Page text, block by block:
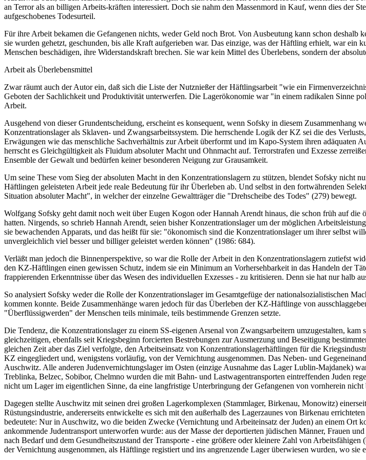
an Terror als an billigen Arbeits-kräften interessiert. Doch sie nahm den Massenmord in Kauf, wenn dies der
aufgeschobenes Todesurteil.
Für ihre Arbeit bekamen die Gefangenen nichts, weder Geld noch Brot. Von Ausbeutung kann schon
sie wurden gehetzt, geschunden, bis alle Kraft aufgerieben war. Das einzige, was der Häftling erhielt, war
Menschen beschädigen, ihre Widerstandskraft brechen. Sie war kein Mittel des Überlebens, sondern der
Arbeit als Überlebensmittel
Zwar räumt auch der Autor ein, daß sich die Liste der Nutznießer der Häftlingsarbeit "wie ein
Geboten der Sachlichkeit und Produktivität unterwerfen. Die Lagerökonomie war "in einem radikalen Sinne
Arbeit.
Ausgehend von dieser Grundentscheidung, erscheint es konsequent, wenn Sofsky in diesem
Konzentrationslager als Sklaven- und Zwangsarbeitssystem. Die herrschende Logik der KZ sei die des
Erwägungen wie das menschliche Sachverhältnis zur Arbeit überformt und im Kapo-System ihren adäquaten
herrscht es Gleichgültigkeit als Fluidum absoluter Macht und Ohnmacht auf. Terrorstrafen und Exzesse
Ensemble der Gewalt und bedürfen keiner besonderen Neigung zur Grausamkeit.
Um seine These vom Sieg der absoluten Macht in den Konzentrationslagern zu stützen, blendet Sofsky nicht
Häftlingen geleisteten Arbeit jede reale Bedeutung für ihr Überleben ab. Und selbst in den fortwährenden
Situation absoluter Macht", in welcher der einzelne Gewaltträger die "Drehscheibe des Todes" (279) bewegt.
Wolfgang Sofsky geht damit noch weit über Eugen Kogon oder Hannah Arendt hinaus, die schon früh auf
hatten. Nirgends, so schrieb Hannah Arendt, seien bisher Konzentrationslager um der möglichen
sie bewachenden Apparats, und das heißt für sie: "ökonomisch sind die Konzentrationslager um ihrer selbst
unvergleichlich viel besser und billiger geleistet werden können" (1986: 684).
Verläßt man jedoch die Binnenperspektive, so war die Rolle der Arbeit in den Konzentrationslagern zutiefst
den KZ-Häftlingen einen gewissen Schutz, indem sie ein Minimum an Vorhersehbarkeit in das Handeln der
frappierenden Erkenntnisse über das Wesen des individuellen Exzesses - zu kritisieren. Denn sie hat nur halb
So analysiert Sofsky weder die Rolle der Konzentrationslager im Gesamtgefüge der nationalsozialistischen
kommen konnte. Beide Zusammenhänge waren jedoch für das Überleben der KZ-Häftlinge von
"Überflüssigwerden" der Menschen teils minimale, teils bestimmende Grenzen setzte.
Die Tendenz, die Konzentrationslager zu einem SS-eigenen Arsenal von Zwangsarbeitern umzugestalten,
gleichzeitigen, ebenfalls seit Kriegsbeginn forcierten Bestrebungen zur Ausmerzung und Beseitigung
gleichen Zeit aber das Ziel verfolgte, den Arbeitseinsatz von Konzentrationslagerhäftlingen für die
KZ eingegliedert und, wenigstens vorläufig, von der Vernichtung ausgenommen. Das Neben- und
Auschwitz. Alle anderen Judenvernichtungslager im Osten (einzige Ausnahme das Lager Lublin-Majdanek)
Treblinka, Belzec, Sobibor, Chelmno wurden die mit Bahn- und Lastwagentransporten eintreffenden Juden
nicht um Lager im eigentlichen Sinne, da eine langfristige Unterbringung der Gefangenen von vornherein nicht
Dagegen stellte Auschwitz mit seinen drei großen Lagerkomplexen (Stammlager, Birkenau, Monowitz)
Rüstungsindustrie, andererseits entwickelte es sich mit den außerhalb des Lagerzaunes von Birkenau
bedeutete: Nur in Auschwitz, wo die beiden Zwecke (Vernichtung und Arbeiteinsatz der Juden) an einem Ort
ankommende Judentransport unterworfen wurde: aus der Masse der deportierten jüdischen Männer, Frauen
nach Bedarf und dem Gesundheitszustand der Transporte - eine größere oder kleinere Zahl von
der Vernichtung ausgenommen, als Häftlinge registiert und ins angrenzende Lager überwiesen wurden, wo sie